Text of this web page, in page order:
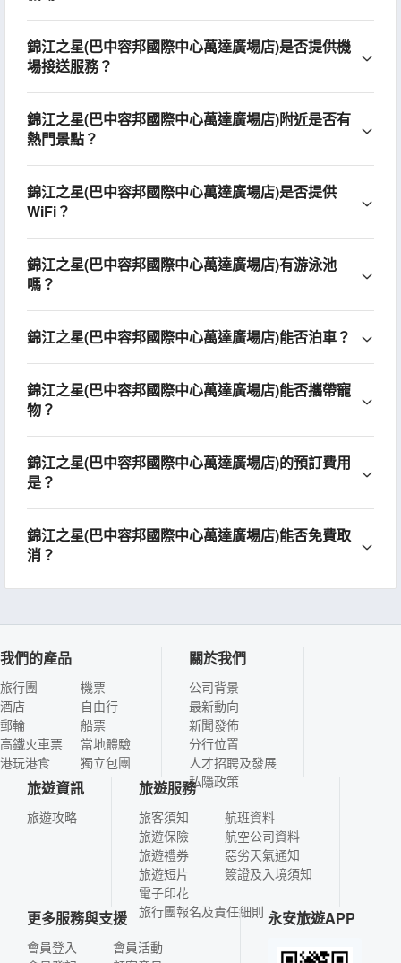
錦江之星(巴中容邦國際中心萬達廣場店)是否提供機
場接送服務？
錦江之星(巴中容邦國際中心萬達廣場店)附近是否有
熱門景點？
錦江之星(巴中容邦國際中心萬達廣場店)是否提供
WiFi？
錦江之星(巴中容邦國際中心萬達廣場店)有游泳池
嗎？
錦江之星(巴中容邦國際中心萬達廣場店)能否泊車？
錦江之星(巴中容邦國際中心萬達廣場店)能否攜帶寵
物？
錦江之星(巴中容邦國際中心萬達廣場店)的預訂費用
是？
錦江之星(巴中容邦國際中心萬達廣場店)能否免費取
消？
我們的產品
旅行團
酒店
郵輪
高鐵火車票
港玩港食
機票
自由行
船票
當地體驗
獨立包團
關於我們
公司背景
最新動向
新聞發佈
分行位置
人才招聘及發展
私隱政策
旅遊資訊
旅遊攻略
旅遊服務
旅客須知
旅遊保險
旅遊禮券
旅遊短片
電子印花
航班資料
航空公司資料
惡劣天氣通知
簽證及入境須知
旅行團報名及責任細則
更多服務與支援
會員登入
會員活動
永安旅遊APP